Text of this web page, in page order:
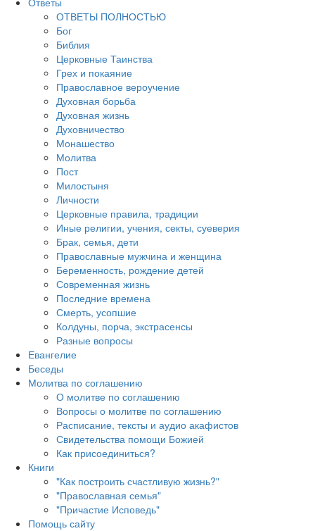
ОТВЕТЫ ПОЛНОСТЬЮ
Бог
Библия
Церковные Таинства
Грех и покаяние
Православное вероучение
Духовная борьба
Духовная жизнь
Духовничество
Монашество
Молитва
Пост
Милостыня
Личности
Церковные правила, традиции
Иные религии, учения, секты, суеверия
Брак, семья, дети
Православные мужчина и женщина
Беременность, рождение детей
Современная жизнь
Последние времена
Смерть, усопшие
Колдуны, порча, экстрасенсы
Разные вопросы
Евангелие
Беседы
Молитва по соглашению
О молитве по соглашению
Вопросы о молитве по соглашению
Расписание, тексты и аудио акафистов
Свидетельства помощи Божией
Как присоединиться?
Книги
"Как построить счастливую жизнь?"
"Православная семья"
"Причастие Исповедь"
Помощь сайту